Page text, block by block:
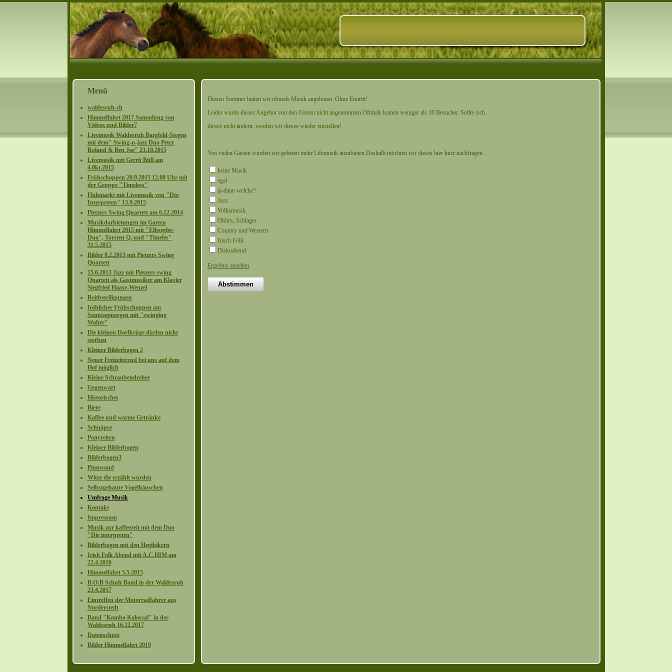
Menü
waldesruh-sh
Himmelfahrt 2017 Sammlung von
Videos und Bilder7
Livemusik Waldesruh Bargfeld-Stegen
mit dem" Swing-n-jazz Duo Peter
Roland & Ben Joe" 23.10.2015
Livemusik mit Gerrit Büll am
4.0kt.2015
Frühschoppen 20.9.2015 12.00 Uhr mit
der Gruppe "Timeless"
Flohmarkt mit Livemusik von "Die-
Interpreten" 13.9.2015
Pietzers Swing Quartett am 6.12.2014
Musikdarbietungen im Garten
Himmelfahrt 2015 mit "Elbsegler-
Duo", Torsten Q, und "Timeles"
31.5.2015
Bilder 8.2.2013 mit Pietzers Swing
Quartett
15.6.2013 Jazz mit Pietzers swing
Quartett als Gastmusiker am Klavier
Siegfried Haase-Wenzel
Reitbeteiligungen
fröhlicher Frühschoppen am
Sonntagmorgen mit "swinging
Walter"
Die kleinen Dorfkrüge dürfen nicht
sterben
Kleiner Bilderbogen 2
Neuer Freizeittrend bei uns auf dem
Hof möglich
Kleine Schraubendreher
Gegenwart
Historisches
Biere
Kaffee und warme Getränke
Schnäpse
Ponyreiten
Kleiner Bilderbogen
Bilderbogen3
Pinnwand
Witze die erzählt wurden
Selbstgebaute Vogelhäuschen
Umfrage Musik
Kontakt
Impressum
Musik zur kaffeezeit mit dem Duo
"Die interpreten"
Bilderbogen mit den Hegibikern
Irish Folk Abend mit A.C.HIM am
22.4.2016
Himmelfahrt 5.5.2015
B.O:B Schulz Band in der Waldesruh
23.4.2017
Eintreffen der Motorradfahrer aus
Norderstedt
Band "Kombo Kolossal" in der
Waldesruh 16.12.2017
Datenschutz
Bilder Himmelfahrt 2019
Diesen Sommer hatten wir oftmals Musik angeboten. Ohne Eintritt!
Leider wurde dieses Angebot von den Gästen nicht angenommen.Oftmals kamen weniger als 10 Besucher. Sollte sich
dieses nicht ändern, werden wir dieses wieder einstellen!
Von vielen Gästen wurden wir gebeten mehr Lifemusik anzubieten.Deshalb möchten wir dieses hier kurz nachfragen.
keine Musik
egal
ja-dann welche?
Jazz
Volksmusik
Oldies, Schlager
Country und Western
Irisch Folk
Diskoabend
Ergebnis ansehen